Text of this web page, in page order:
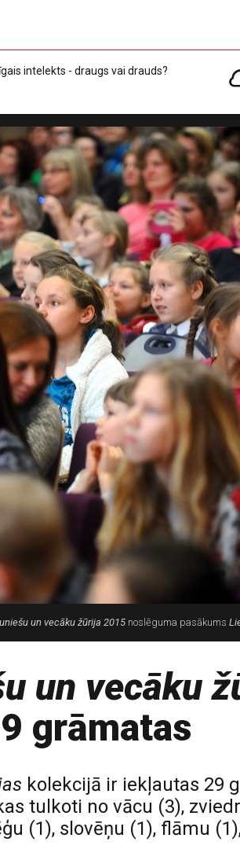
intelekts - draugs vai drauds?
un vecāku žūrija 2015 noslēguma pasākums
un vecāku
grāmatas
kolekcijā ir iekļautas 29
tulkoti no vācu (3),
(1), slovēņu (1), flāmu